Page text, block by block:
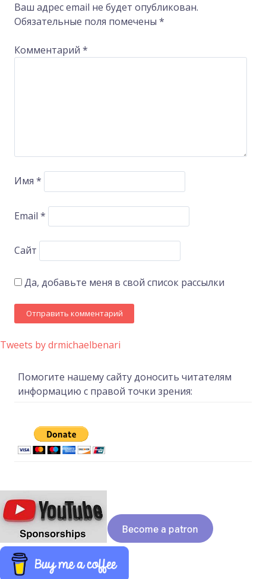
Ваш адрес email не будет опубликован.
Обязательные поля помечены *
Комментарий *
Имя *
Email *
Сайт
Да, добавьте меня в свой список рассылки
Tweets by drmichaelbenari
Помогите нашему сайту доносить читателям
информацию с правой точки зрения: